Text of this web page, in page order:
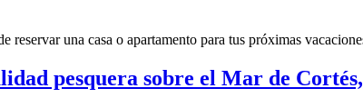
reservar una casa o apartamento para tus próximas
pesquera sobre el Mar de